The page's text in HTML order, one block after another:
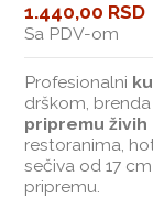
1.440,00 RSD
Sa PDV-om
Profesionalni
drškom, brenda
pripremu
restoranima,
sečiva od 17
pripremu.